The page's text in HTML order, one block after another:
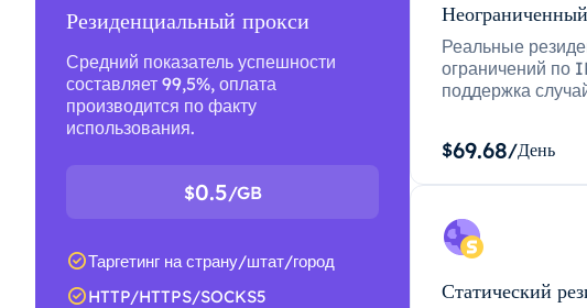
Резиденциальный прокси
Средний показатель успешности
составляет 99,5%, оплата
производится по факту
использования.
$0.5/GB
Таргетинг на страну/штат/город
HTTP/HTTPS/SOCKS5
Реальные
ограничений по
поддержка
$69.68/День
Статический